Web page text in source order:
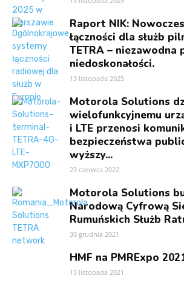
Raport NIK:
łączności dla służb
TETRA – niezawodna
niedoskonałości.
13 listopada 2025
Motorola Solutions
wielofunkcyjnemu
i LTE przenosi
bezpieczeństwa
wyższy...
23 czerwca 2022
Motorola Solutions
Narodową Cyfrową
Rumuńskich Służb
30 grudnia 2021
HMF na PMRExpo
15 listopada 2021